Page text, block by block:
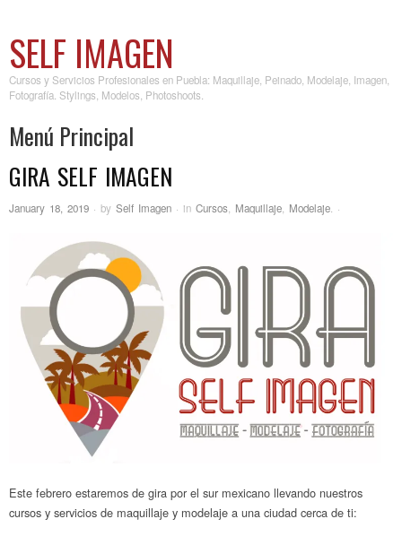
SELF IMAGEN
Cursos y Servicios Profesionales en Puebla: Maquillaje, Peinado, Modelaje, Imagen,
Fotografía. Stylings, Modelos, Photoshoots.
Menú Principal
Skip to content
GIRA SELF IMAGEN
January 18, 2019 · by Self Imagen · in Cursos Maquillaje Modelaje ·
Este febrero estaremos de gira por el sur mexicano llevando nuestros
cursos y servicios de maquillaje y modelaje a una ciudad cerca de ti: